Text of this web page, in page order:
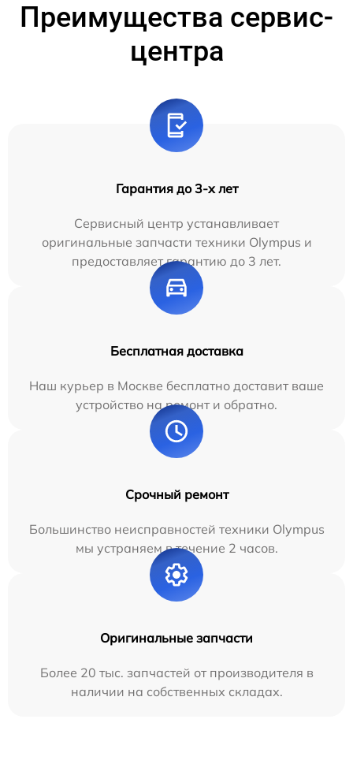
Преимущества сервис-
центра
Гарантия до 3-х лет
Сервисный центр устанавливает
оригинальные запчасти техники Olympus и
предоставляет гарантию до 3 лет.
Бесплатная доставка
Наш курьер в Москве бесплатно доставит ваше
устройство на ремонт и обратно.
Срочный ремонт
Большинство неисправностей техники Olympus
мы устраняем в течение 2 часов.
Оригинальные запчасти
Более 20 тыс. запчастей от производителя в
наличии на собственных складах.